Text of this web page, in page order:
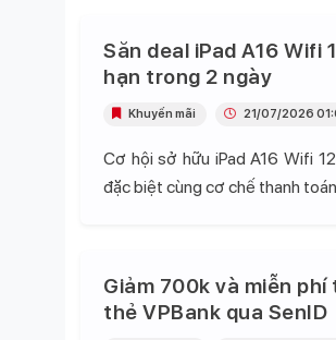
Săn deal iPad A16 Wifi
hạn trong 2 ngày
Cơ hội sở hữu iPad A16 Wifi
đặc biệt cùng cơ chế thanh
Khuyến mãi 21/07/2026
Giảm 700k và miễn
thẻ VPBank qua SenID